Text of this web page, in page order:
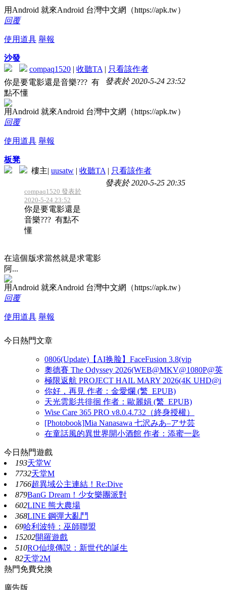
用Android 就來Android 台灣中文網（https://apk.tw）
回覆
使用道具 舉報
沙發
compaq1520 | 收聽TA | 只看該作者
發表於 2020-5-24 23:52
你是要電影還是音樂??? 有
點不懂
用Android 就來Android 台灣中文網（https://apk.tw）
回覆
使用道具 舉報
板凳
樓主| uusatw | 收聽TA | 只看該作者
發表於 2020-5-25 20:35
compaq1520 發表於
2020-5-24 23:52
你是要電影還是
音樂??? 有點不
懂
在這個版求當然就是求電影
阿...
用Android 就來Android 台灣中文網（https://apk.tw）
回覆
使用道具 舉報
今日熱門文章
0806(Update)【AI换脸】FaceFusion 3.8(vip
奧德賽 The Odyssey 2026(WEB@MKV@1080P@英
極限返航 PROJECT HAIL MARY 2026(4K UHD@i
你好，再見 作者：金愛爛 (繁_EPUB)
天光雲影共徘徊 作者：歐麗娟 (繁_EPUB)
Wise Care 365 PRO v8.0.4.732（終身授權）
[Photobook]Mia Nanasawa 七沢みあ–アサ芸
在童話風的異世界開小酒館 作者：添蜜一匙
今日熱門遊戲
193天堂W
7732天堂M
1766超異域公主連結！Re:Dive
879BanG Dream！少女樂團派對
602LINE 熊大農場
368LINE 鋼彈大亂鬥
69哈利波特：巫師聯盟
15202開羅遊戲
510RO仙境傳説：新世代的誕生
82天堂2M
熱門免費兌換
廣告版